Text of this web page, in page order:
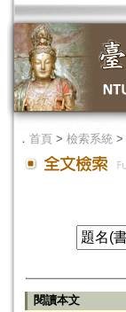
． 首頁 > 檢索系統 >
閱讀本文